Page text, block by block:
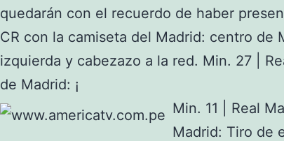
quedarán con el recuerdo de haber
CR con la camiseta del Madrid: centro de
izquierda y cabezazo a la red. Min. 27 |
de Madrid: ¡
Min. 11 | Real
Madrid: Tiro de